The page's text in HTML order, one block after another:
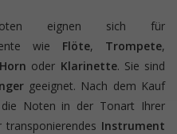
eignen sich für
wie Flöte, Trompete,
Horn oder Klarinette. Sie sind
geeignet. Nach dem Kauf
die Noten in der Tonart Ihrer
Instrument